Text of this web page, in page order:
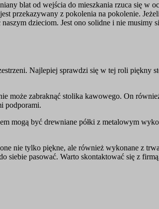
blat od wejścia do mieszkania rzuca się w
przekazywany z pokolenia na pokolenie.
dzieciom. Jest ono solidne i nie musimy
Najlepiej sprawdzi się w tej roli piękny
może zabraknąć stolika kawowego. On
podporami.
mogą być drewniane półki z metalowym
nie tylko piękne, ale również wykonane z
siebie pasować. Warto skontaktować się z